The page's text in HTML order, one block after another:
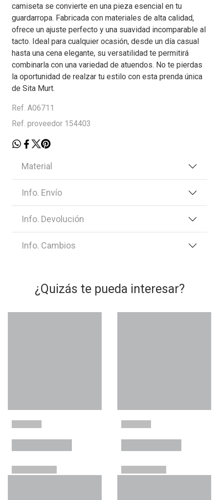
camiseta se convierte en una pieza esencial en tu
guardarropa. Fabricada con materiales de alta calidad,
ofrece un ajuste perfecto y una suavidad incomparable al
tacto. Ideal para cualquier ocasión, desde un día casual
hasta una cena elegante, su versatilidad te permitirá
combinarla con una variedad de atuendos. No te pierdas
la oportunidad de realzar tu estilo con esta prenda única
de Sita Murt.
Ref. A06711
Ref. proveedor 154403
Material
Info. Envío
Info. Devolución
Info. Cambios
¿Quizás te pueda interesar?